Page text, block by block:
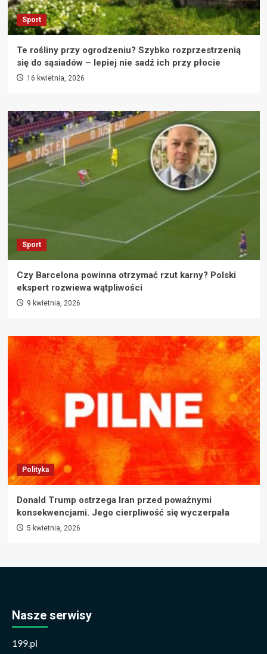
Sport
Te rośliny przy ogrodzeniu? Szybko rozprzestrzenią
się do sąsiadów – lepiej nie sadź ich przy płocie
16 kwietnia, 2026
Sport
Czy Barcelona powinna otrzymać rzut karny? Polski
ekspert rozwiewa wątpliwości
9 kwietnia, 2026
Polityka
Donald Trump ostrzega Iran przed poważnymi
konsekwencjami. Jego cierpliwość się wyczerpała
5 kwietnia, 2026
Nasze serwisy
199.pl